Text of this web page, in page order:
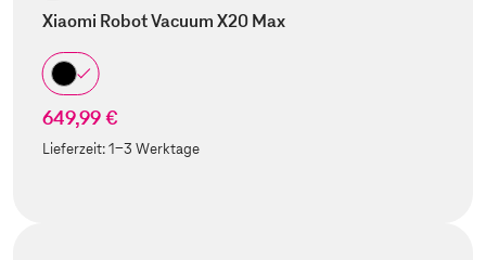
Xiaomi Robot Vacuum X20 Max
649,99 €
Lieferzeit:1-3 Werktage